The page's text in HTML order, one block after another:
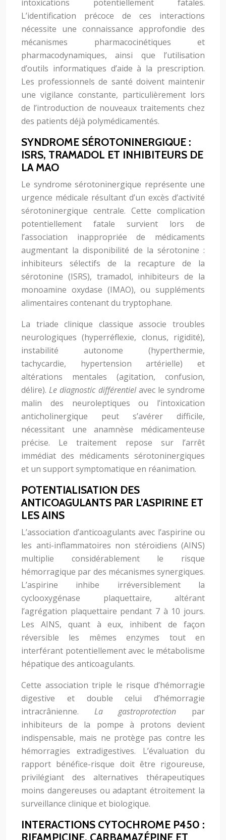
intoxications potentiellement fatales.
L’identification précoce de ces interactions
nécessite une connaissance approfondie des
mécanismes pharmacocinétiques et
pharmacodynamiques, ainsi que l’utilisation
d’outils informatiques d’aide à la prescription.
Les professionnels de santé doivent maintenir
une vigilance constante, particulièrement lors
de l’introduction de nouveaux traitements chez
des patients déjà polymédicamentés.
SYNDROME SÉROTONINERGIQUE :
ISRS, TRAMADOL ET INHIBITEURS DE
LA MAO
Le syndrome sérotoninergique représente une
urgence médicale résultant d’un excès d’activité
sérotoninergique centrale. Cette complication
potentiellement fatale survient lors de
l’association inappropriée de médicaments
augmentant la disponibilité de la sérotonine :
inhibiteurs sélectifs de la recapture de la
sérotonine (ISRS), tramadol, inhibiteurs de la
monoamine oxydase (IMAO), ou suppléments
alimentaires contenant du tryptophane.
La triade clinique classique associe troubles
neurologiques (hyperréflexie, clonus, rigidité),
instabilité autonome (hyperthermie,
tachycardie, hypertension artérielle) et
altérations mentales (agitation, confusion,
délire).Le diagnostic différentielavec le syndrome
malin des neuroleptiques ou l’intoxication
anticholinergique peut s’avérer difficile,
nécessitant une anamnèse médicamenteuse
précise. Le traitement repose sur l’arrêt
immédiat des médicaments sérotoninergiques
et un support symptomatique en réanimation.
POTENTIALISATION DES
ANTICOAGULANTS PAR L’ASPIRINE ET
LES AINS
L’association d’anticoagulants avec l’aspirine ou
les anti-inflammatoires non stéroïdiens (AINS)
multiplie considérablement le risque
hémorragique par des mécanismes synergiques.
L’aspirine inhibe irréversiblement la
cyclooxygénase plaquettaire, altérant
l’agrégation plaquettaire pendant 7 à 10 jours.
Les AINS, quant à eux, inhibent de façon
réversible les mêmes enzymes tout en
interférant potentiellement avec le métabolisme
hépatique des anticoagulants.
Cette association triple le risque d’hémorragie
digestive et double celui d’hémorragie
intracrânienne. La gastroprotection par
inhibiteurs de la pompe à protons devient
indispensable, mais ne protège pas contre les
hémorragies extradigestives. L’évaluation du
rapport bénéfice-risque doit être rigoureuse,
privilégiant des alternatives thérapeutiques
moins dangereuses ou adaptant étroitement la
surveillance clinique et biologique.
INTERACTIONS CYTOCHROME P450 :
RIFAMPICINE, CARBAMAZÉPINE ET